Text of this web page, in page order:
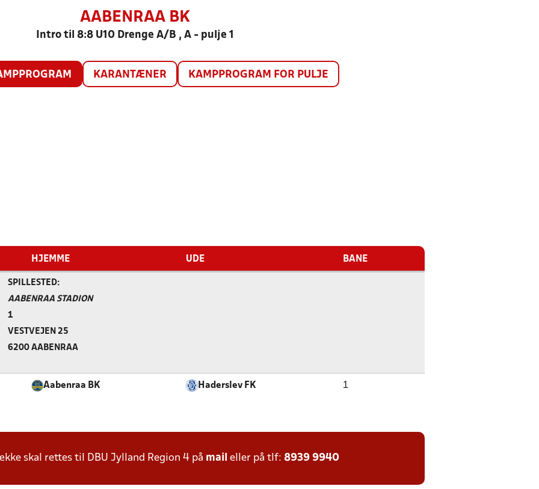
AABENRAA BK
Intro til 8:8 U10 Drenge A/B , A - pulje 1
KARANTÆNER KAMPPROGRAM FOR PULJE
HJEMME UDE BANE
SPILLESTED:
AABENRAA STADION
1
VESTVEJEN 25
6200 AABENRAA
Aabenraa BK Haderslev FK 1
skal rettes til DBU Jylland Region 4 på mail eller på tlf: 8939 9940